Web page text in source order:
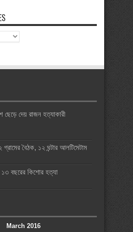
ছেড়ে দেয় রাজন হত্যাকারী
গ্রামের বৈঠক, ১২ ঘন্টার আলটিমেটাম
: ১৩ বছরের কিশোর হত্যা
March 2016